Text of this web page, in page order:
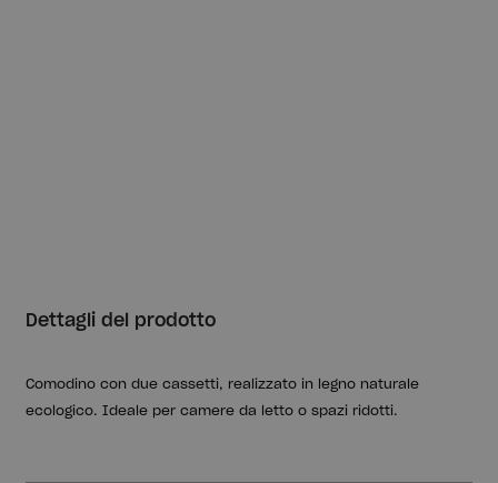
Dettagli del prodotto
Comodino con due cassetti, realizzato in legno naturale
ecologico. Ideale per camere da letto o spazi ridotti.